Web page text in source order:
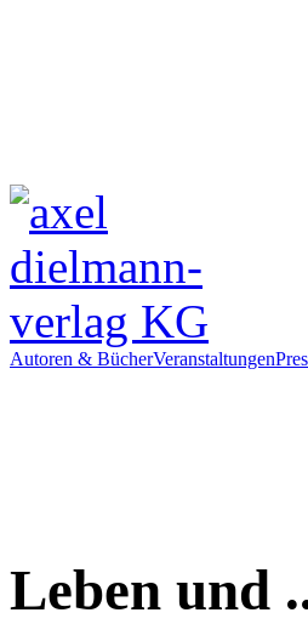
Autoren & BücherVeranstaltungen
Leben und